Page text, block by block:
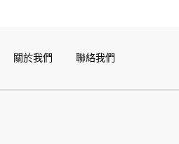
關於我們 聯絡我們